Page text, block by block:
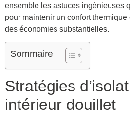
ensemble les astuces ingénieuses
pour maintenir un confort
des économies substantielles.
Sommaire
Stratégies
intérieur douillet